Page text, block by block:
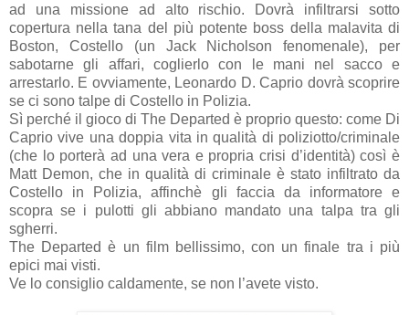
ad una missione ad alto rischio. Dovrà infiltrarsi sotto
copertura nella tana del più potente boss della malavita di
Boston, Costello (un Jack Nicholson fenomenale), per
sabotarne gli affari, coglierlo con le mani nel sacco e
arrestarlo. E ovviamente, Leonardo D. Caprio dovrà scoprire
se ci sono talpe di Costello in Polizia.
Sì perché il gioco di The Departed è proprio questo: come Di
Caprio vive una doppia vita in qualità di poliziotto/criminale
(che lo porterà ad una vera e propria crisi d’identità) così è
Matt Demon, che in qualità di criminale è stato infiltrato da
Costello in Polizia, affinchè gli faccia da informatore e
scopra se i pulotti gli abbiano mandato una talpa tra gli
sgherri.
The Departed è un film bellissimo, con un finale tra i più
epici mai visti.
Ve lo consiglio caldamente, se non l’avete visto.